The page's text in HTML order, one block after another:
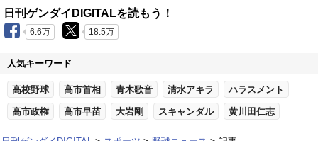
日刊ゲンダイDIGITALを読もう！
6.6万 18.5万
人気キーワード
高校野球 高市首相 青木歌音 清水アキラ ハラスメント
高市政権 高市早苗 大岩剛 スキャンダル 黄川田仁志